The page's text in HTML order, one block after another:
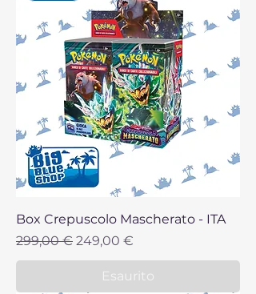
Box Crepuscolo Mascherato - ITA
Prezzo regolare
299,00 € Prezzo scontato
249,00 €
Esaurito